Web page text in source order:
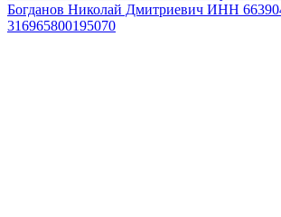
Богданов Николай Дмитриевич ИНН
316965800195070